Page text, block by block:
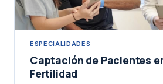
ESPECIALIDADES
Captación de Pacientes
Fertilidad